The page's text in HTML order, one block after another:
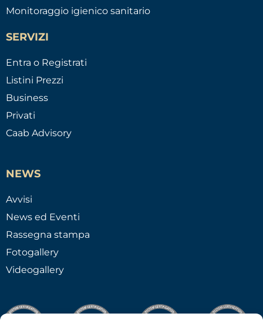
Monitoraggio igienico sanitario
SERVIZI
Entra o Registrati
Listini Prezzi
Business
Privati
Caab Advisory
NEWS
Avvisi
News ed Eventi
Rassegna stampa
Fotogallery
Videogallery